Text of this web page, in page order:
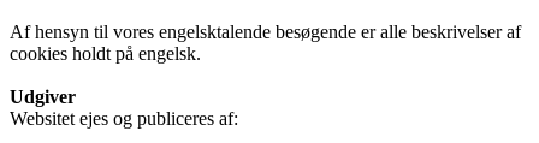
Af hensyn til vores engelsktalende besøgende er alle beskrivelser af
cookies holdt på engelsk.
Udgiver
Websitet ejes og publiceres af: